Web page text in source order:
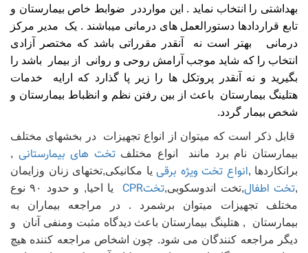
بهداشتی را انتخاب نماید . این موارددر ضوابط خاص بیمارستان و
تابع قراردادها دستورالعمل های درمانی میباشند . یک مدیر مرکز
درمانی بهتر است نه آنقدر مقرراتی باشد که مختصر آزادی
انتخاب را که شاید موجب آرامش روحی و روانی از بیمار باشد را
بگیرید و نه آنقدر پروتکل ها را زیر پا گذارد که ارایه خدمات
هتلینگ بیمارستان باعث از بین رفتن نظم و انظباط بیمارستان و
شخص بیمار گردد.
قابل ذکر است که میتوان از انواع تجهیزات در بخشهای مختلف
بیمارستان نام برد مانند انواع مختلف تخت های بیمارستانی ,
برانکاردها ,انواع تخت ویژه برقی یا مکانیکی,تختهای زنان وزایمان
,تخت اطفال,تخت اندوسکوبی,تختCPR
یا احیا, و حدود ۹۰ نوع
مختلف تجهیزات میتوان برشمرد . در مراجعه بیماران به
بیمارستان , هتلینگ بیمارستان باعث دیدگاه مثبت ومنفی آنان و
دیگر مراجعه کنندگان می شود. چون اشخاص مراجعه کننده هیچ